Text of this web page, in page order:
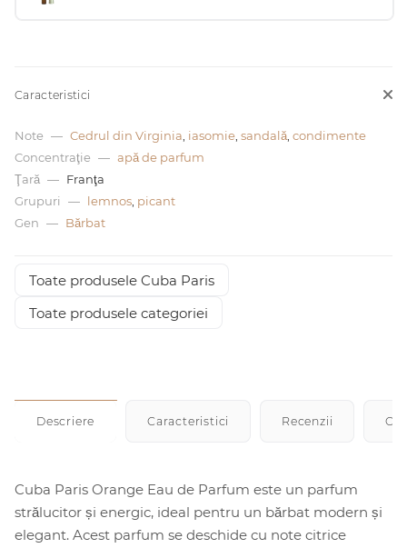
Caracteristici
Note — Cedrul din Virginia iasomie sandală condimente
Concentraţie — apă de parfum
Ţară — Franţa
Grupuri
— lemnos picant
Gen — Bărbat
Toate produsele Cuba Paris
Toate produsele categoriei
Descriere Caracteristici Recenzii
Cuba Paris Orange Eau de Parfum este un parfum
strălucitor și energic, ideal pentru un bărbat modern și
elegant. Acest parfum se deschide cu note citrice